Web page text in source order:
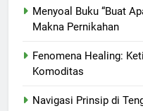
Menyoal Buku “Buat
Makna Pernikahan
Fenomena Healing:
Komoditas
Navigasi Prinsip di